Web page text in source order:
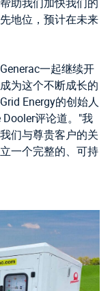
地位，预计在未来
一起继续开
为这个不断成长的
Energy的创始人
评论道。"我
们与尊贵客户的关
一个完整的、可持